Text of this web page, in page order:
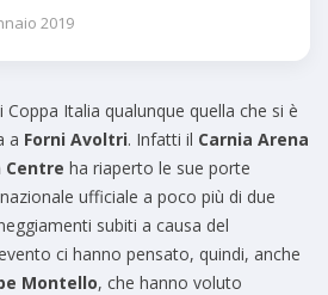
2019
Italia qualunque quella che si è
a Forni Avoltri. Infatti il Carnia Arena
ha riaperto le sue porte
ufficiale a poco più di due
subiti a causa del
ci hanno pensato, quindi, anche
Montello, che hanno voluto